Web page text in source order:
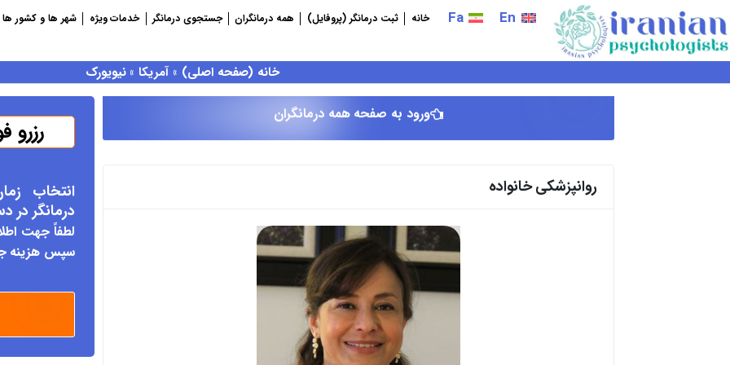
به
محتوا
En
Fa خانه ثبت درمانگر (پروفایل) همه درمانگران جستجوی درمانگر خدمات ویژه شهر ها و کشور ها
خانه (صفحه اصلی) » آمریکا»نیویورک
ورود به صفحه همه درمانگران
روانپزشکی خانواده
رزرو
انتخاب
درمانگر در
لطفاً جهت
سپس هزینه